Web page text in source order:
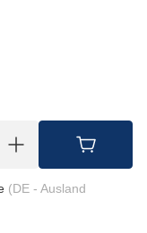
(DE - Ausland